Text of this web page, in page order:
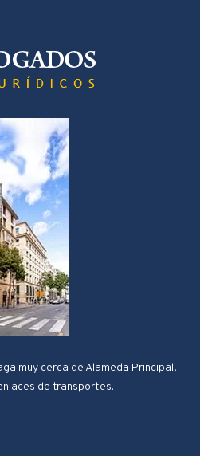
muy cerca de Alameda Principal,
de transportes.